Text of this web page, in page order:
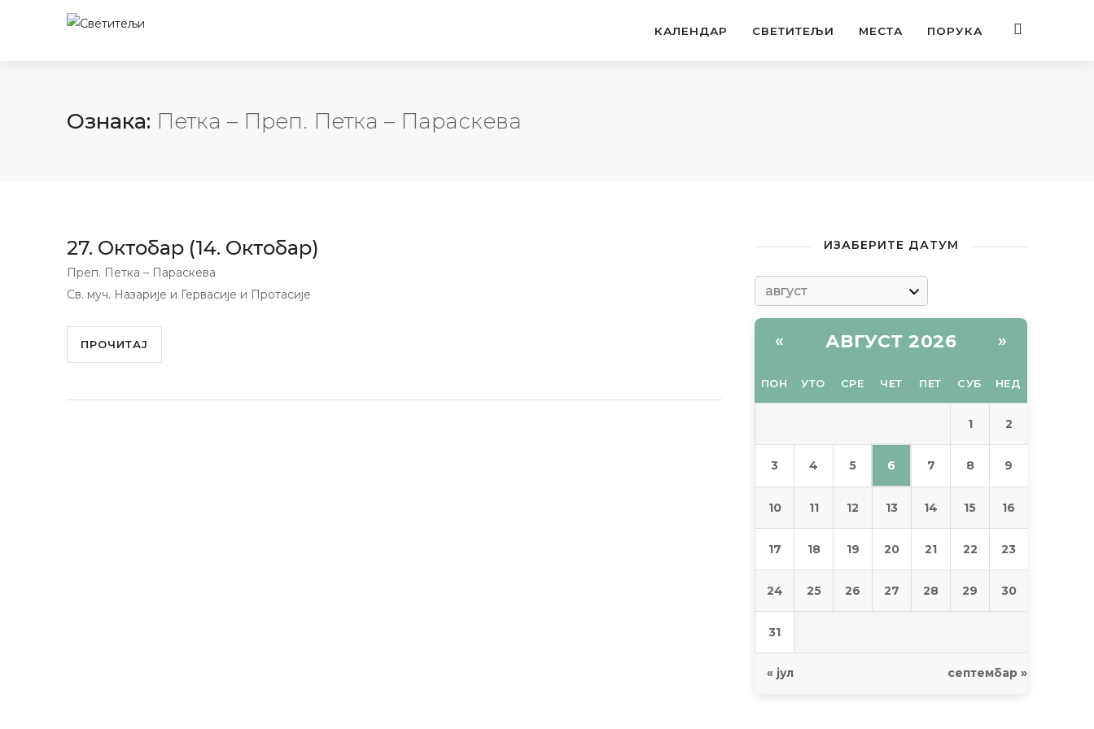
КАЛЕНДАР СВЕТИТЕЉИ МЕСТА ПОРУКА
Ознака: Петка – Преп. Петка – Параскева
27. Октобар (14. Октобар)
Преп. Петка – Параскева
Св. муч. Назарије и Гервасије и Протасије
ПРОЧИТАЈ
ИЗАБЕРИТЕ ДАТУМ
« АВГУСТ 2026 »
ПОН УТО СРЕ ЧЕТ ПЕТ СУБ НЕД
1 2
3 4 5 6 7 8 9
10 11 12 13 14 15 16
17 18 19 20 21 22 23
24 25 26 27 28 29 30
31
« јул септембар »